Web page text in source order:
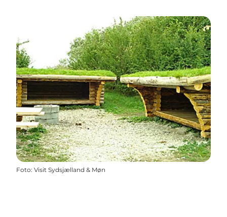
Foto: Visit Sydsjælland & Møn